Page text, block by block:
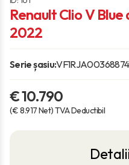
Renault Clio V
2022
Serie șasiu:
€ 10.790
(€ 8.917 Net) TVA Deductibil